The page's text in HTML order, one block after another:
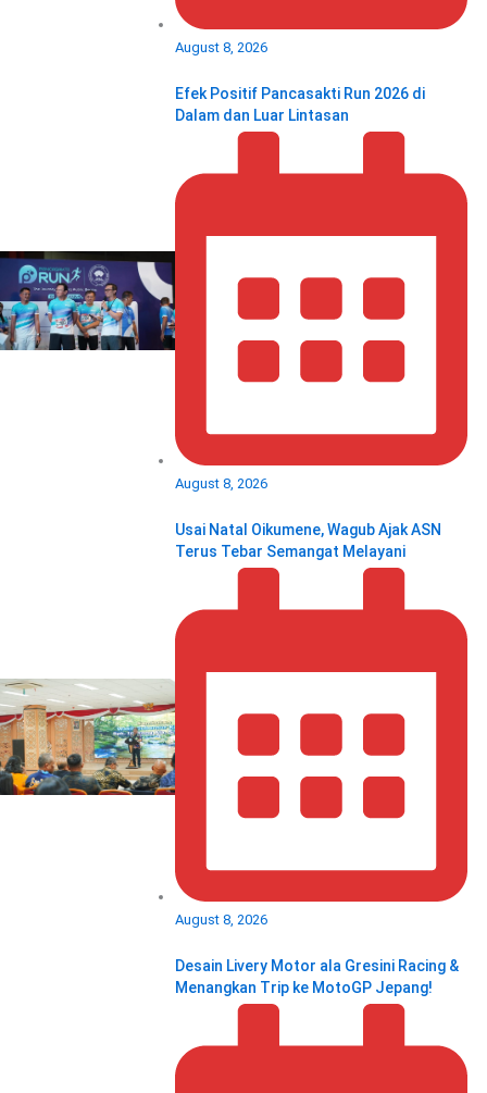
August 8, 2026
Efek Positif Pancasakti Run 2026 di
Dalam dan Luar Lintasan
August 8, 2026
Usai Natal Oikumene, Wagub Ajak ASN
Terus Tebar Semangat Melayani
August 8, 2026
Desain Livery Motor ala Gresini Racing &
Menangkan Trip ke MotoGP Jepang!